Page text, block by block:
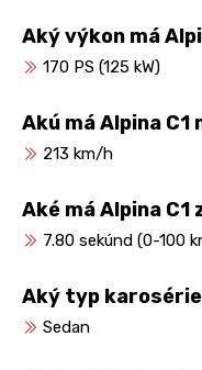
Aký výkon má
170 PS (125 kW)
Akú má Alpina
213 km/h
Aké má Alpina
7.80 sekúnd (0-100
Aký typ karosérie
Sedan